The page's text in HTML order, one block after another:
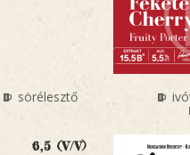
sörélesztő
6,5 (V/V)